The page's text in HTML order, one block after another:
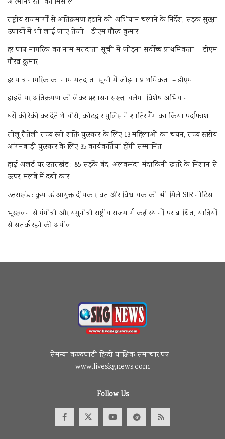
राष्ट्रीय राजमार्गों से अतिक्रमण हटाने को अभियान चलाने के निर्देश, सड़क सुरक्षा
उपायों में भी लाई जाए तेजी – डीएम गौरव कुमार
हर पात्र नागरिक का नाम मतदाता सूची में जोड़ना सर्वोच्च प्राथमिकता – डीएम
गौरव कुमार
हर पात्र नागरिक का नाम मतदाता सूची में जोड़ना प्राथमिकता – डीएम
हाइवे पर अतिक्रमण को लेकर प्रशासन सख्त, चलेगा विशेष अभियान
घरों की रेकी कर देते थे चोरी, कोटद्वार पुलिस ने शातिर गैंग का किया पर्दाफाश
तीलू रौतेली राज्य स्त्री शक्ति पुरस्कार के लिए 13 महिलाओं का चयन, राज्य स्तरीय
आंगनबाड़ी पुरस्कार के लिए 35 कार्यकर्तियां होंगी सम्मानित
हाई अलर्ट पर उत्तराखंड : 85 सड़कें बंद, अलकनंदा-मंदाकिनी खतरे के निशान से
ऊपर, मलबे में दबी कार
उत्तराखंड : कुमाऊं आयुक्त दीपक रावत और विधायक को भी मिले SIR नोटिस
भूस्खलन से गंगोत्री और यमुनोत्री राष्ट्रीय राजमार्ग कई स्थानों पर बाधित, यात्रियों
से सतर्क रहने की अपील
सेमन्या कण्वघाटी हिन्दी पाक्षिक समाचार पत्र –
www.liveskgnews.com
Follow Us